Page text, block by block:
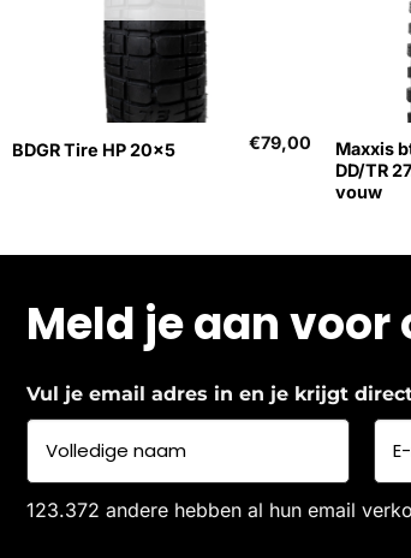
BDGR Tire HP 20×5 €79,00
Maxxis
DD/TR
vouw
Meld je aan
Vul je email adres in en je krijgt
123.372 andere hebben al hun email